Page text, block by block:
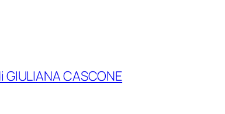
CASCONE